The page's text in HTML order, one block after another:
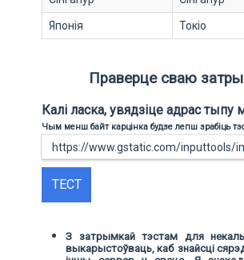
Японія Токіо
Праверце сваю
Калі ласка, увядзіце адрас тыпу
Чым менш байт карцінка будзе лепш зрабіць
ТЕСТ
З затрымкай тэстам для
выкарыстоўваць, каб знайсці